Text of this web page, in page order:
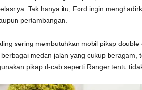
Tak hanya itu, Ford ingin
pertambangan.
sering membutuhkan mobil pikap double
medan jalan yang cukup beragam,
pikap d-cab seperti Ranger tentu